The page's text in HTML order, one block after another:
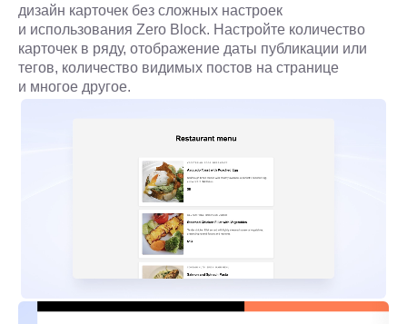
дизайн карточек без сложных настроек
и использования Zero Block. Настройте количество
карточек в ряду, отображение даты публикации или
тегов, количество видимых постов на странице
и многое другое.